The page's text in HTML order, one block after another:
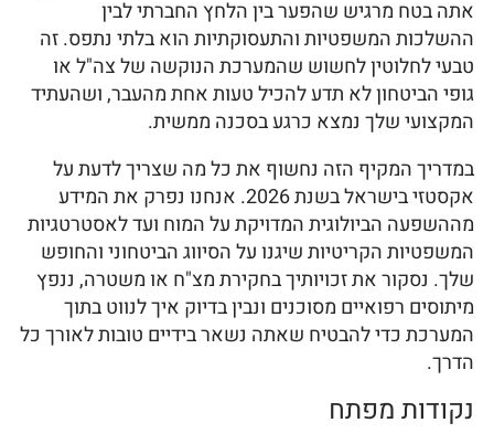
אתה בטח מרגיש שהפער בין הלחץ החברתי לבין
ההשלכות המשפטיות והתעסוקתיות הוא בלתי נתפס. זה
טבעי לחלוטין לחשוש שהמערכת הנוקשה של צה"ל או
גופי הביטחון לא תדע להכיל טעות אחת מהעבר, ושהעתיד
המקצועי שלך נמצא כרגע בסכנה ממשית.
במדריך המקיף הזה נחשוף את כל מה שצריך לדעת על
אקסטזי בישראל בשנת 2026. אנחנו נפרק את המידע
מההשפעה הביולוגית המדויקת על המוח ועד לאסטרטגיות
המשפטיות הקריטיות שיגנו על הסיווג הביטחוני והחופש
שלך. נסקור את זכויותיך בחקירת מצ"ח או משטרה, ננפץ
מיתוסים רפואיים מסוכנים ונבין בדיוק איך לנווט בתוך
המערכת כדי להבטיח שאתה נשאר בידיים טובות לאורך כל
הדרך.
נקודות מפתח